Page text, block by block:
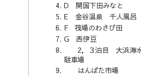
D 開国下田みなと
E 金谷温泉 千人風呂
F 筏場のわさび田
G 西伊豆
2，３泊目 大浜海水
駐車場
はんばた市場